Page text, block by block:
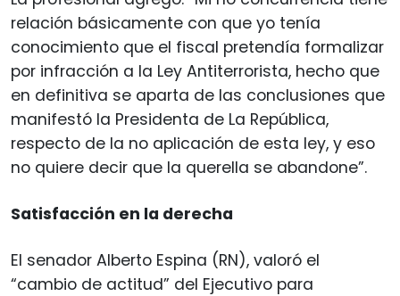
relación básicamente con que yo tenía
conocimiento que el fiscal pretendía formalizar
por infracción a la Ley Antiterrorista, hecho que
en definitiva se aparta de las conclusiones que
manifestó la Presidenta de La República,
respecto de la no aplicación de esta ley, y eso
no quiere decir que la querella se abandone”.
Satisfacción en la derecha
El senador Alberto Espina (RN), valoró el
“cambio de actitud” del Ejecutivo para